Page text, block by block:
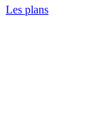
Les plans